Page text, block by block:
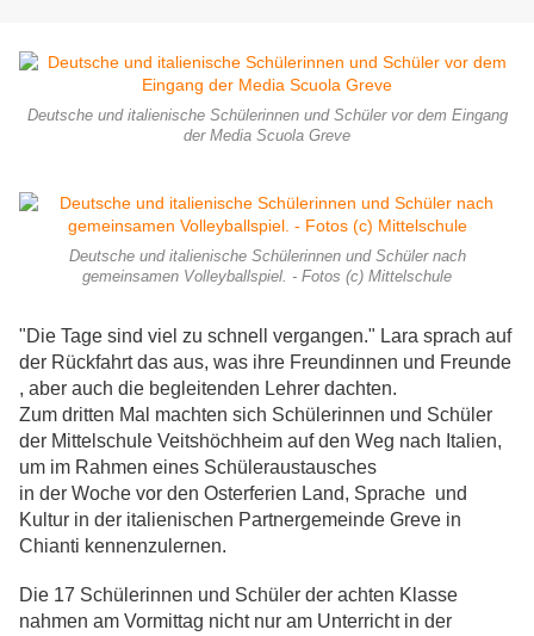
Deutsche und italienische Schülerinnen und Schüler vor dem Eingang
der Media Scuola Greve
Deutsche und italienische Schülerinnen und Schüler nach
gemeinsamen Volleyballspiel. - Fotos (c) Mittelschule
"Die Tage sind viel zu schnell vergangen." Lara sprach auf
der Rückfahrt das aus, was ihre Freundinnen und Freunde
, aber auch die begleitenden Lehrer dachten.
Zum dritten Mal machten sich Schülerinnen und Schüler
der Mittelschule Veitshöchheim auf den Weg nach Italien,
um im Rahmen eines Schüleraustausches
in der Woche vor den Osterferien Land, Sprache und
Kultur in der italienischen Partnergemeinde Greve in
Chianti kennenzulernen.
Die 17 Schülerinnen und Schüler der achten Klasse
nahmen am Vormittag nicht nur am Unterricht in der